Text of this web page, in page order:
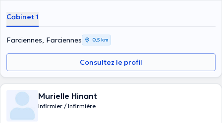
Cabinet 1
Farciennes, Farciennes 0,5 km
Consultez le profil
Murielle Hinant
Infirmier / Infirmière